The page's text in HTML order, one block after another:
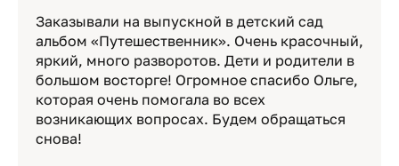
Заказывали на выпускной в детский сад
альбом «Путешественник». Очень красочный,
яркий, много разворотов. Дети и родители в
большом восторге! Огромное спасибо Ольге,
которая очень помогала во всех
возникающих вопросах. Будем обращаться
снова!